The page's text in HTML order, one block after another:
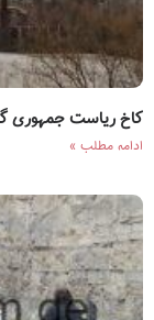
کاخ ریاست جمهوری
ادامه مطلب »